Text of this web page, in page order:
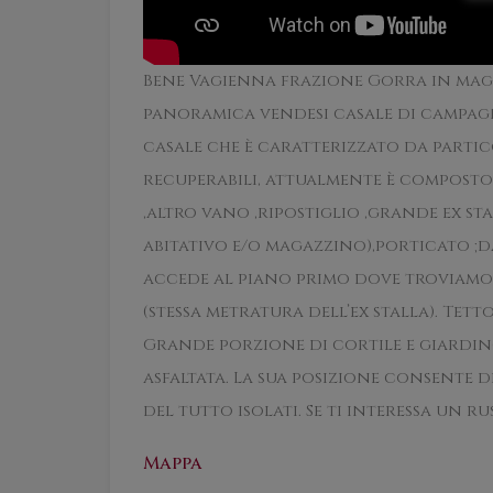
Bene Vagienna frazione Gorra in
panoramica vendesi casale di
casale che è caratterizzato da
recuperabili, attualmente è
,altro vano ,ripostiglio ,grande ex
abitativo e/o magazzino),porticato
accede al piano primo dove
(stessa metratura dell’ex stalla).
Grande porzione di cortile e
asfaltata. La sua posizione consente
del tutto isolati. Se ti interessa un
Mappa